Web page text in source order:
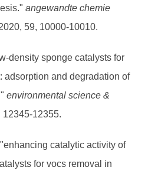
angewandte chemie
59, 10000-10010.
density sponge catalysts for
adsorption and degradation of
environmental science &
12345-12355.
catalytic activity of
for vocs removal in